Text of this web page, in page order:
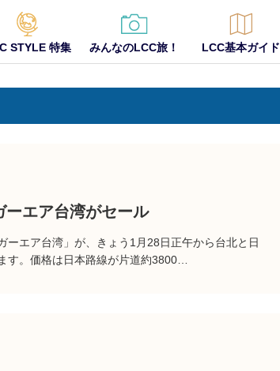
STYLE 特集 みんなのLCC旅！ LCC基本ガイド
ーエア台湾がセール
ーエア台湾」が、きょう1月28日正午から台北と日
す。価格は日本路線が片道約3800…